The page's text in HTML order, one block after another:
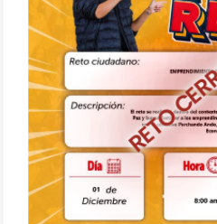
RETO IR AL